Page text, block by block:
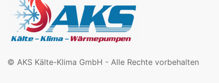
© AKS Kälte-Klima GmbH - Alle Rechte vorbehalten